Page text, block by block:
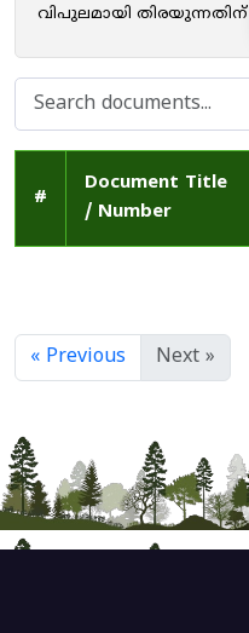
വിപുലമായി തിരയുന്നതിന്
#
Document Title
/ Number
« Previous Next »